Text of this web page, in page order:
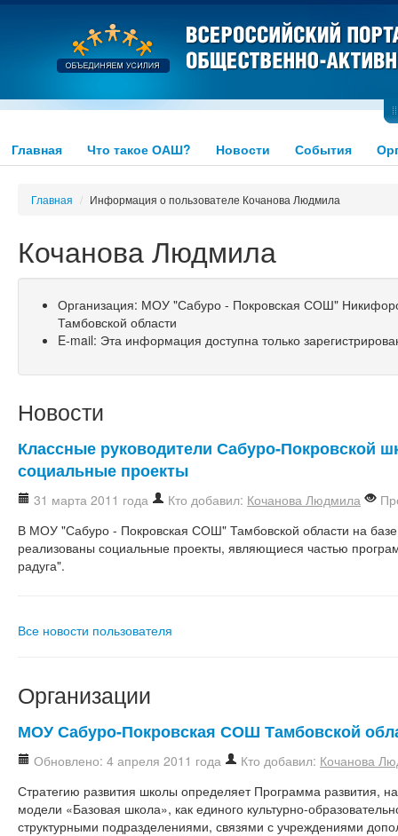
Главная Что такое ОАШ? Новости События
Главная / Информация о пользователе Кочанова Людмила
Кочанова Людмила
Организация: МОУ "Сабуро - Покровская СОШ"
Тамбовской области
E-mail: Эта информация доступна только
Новости
Классные руководители Сабуро-Покровской
социальные проекты
31 марта 2011 года Кто добавил: Кочанова Людмила
В МОУ "Сабуро - Покровская СОШ" Тамбовской области на
реализованы социальные проекты, являющиеся частью
радуга".
Все новости пользователя
Организации
МОУ Сабуро-Покровская СОШ Тамбовской
Обновлено: 4 апреля 2011 года Кто добавил: Кочанова
Стратегию развития школы определяет Программа развития,
модели «Базовая школа», как единого культурно-
структурными подразделениями, связями с учреждениями